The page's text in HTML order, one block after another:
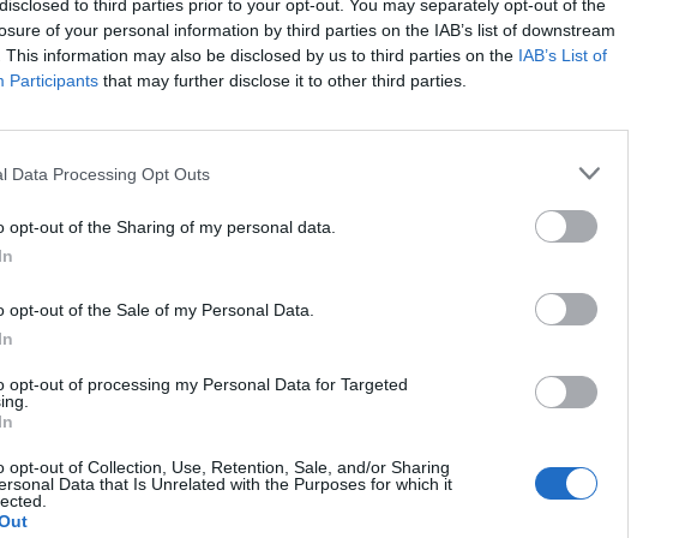
to third parties prior to your opt-out. You may separately opt-out of the
of your personal information by third parties on the IAB’s list of downstream
This information may also be disclosed by us to third parties on the IAB’s List of
Participants that may further disclose it to other third parties.
Data Processing Opt Outs
opt-out of the Sharing of my personal data.
opt-out of the Sale of my Personal Data.
opt-out of processing my Personal Data for Targeted
opt-out of Collection, Use, Retention, Sale, and/or Sharing
Data that Is Unrelated with the Purposes for which it
tervei szerint tovább csökkenti az adókat - jelentette ki Milen Velcsev
az MTI tudósítása szerint.
idei év elején 19.5%-ról 15%-ra mérséklődött a társasági adó, az elkövetkező
értékre csökkenhet. Ezen kívül az ÁFA kulcsát a jelenlegi 20%-ról 18%-ra
portfolio.hu hírarchívumához tartozik, melynek olvasása előfizetéses
tartalmazza:
cikkarchívum